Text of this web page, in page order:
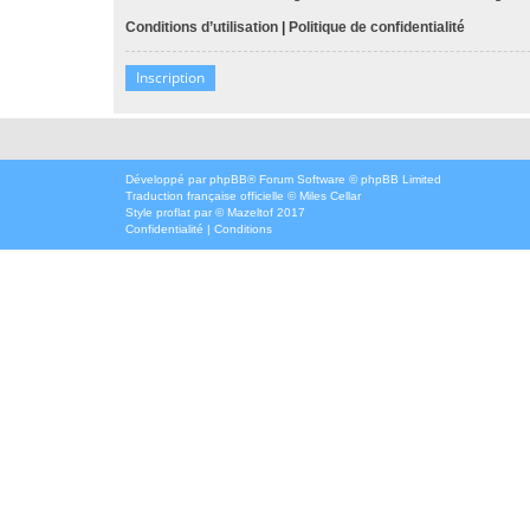
Conditions d’utilisation | Politique de confidentialité
Inscription
Développé par phpBB® Forum Software © phpBB Limited
Traduction française officielle ©Miles Cellar
Style proflat par ©Mazeltof 2017
Confidentialité | Conditions